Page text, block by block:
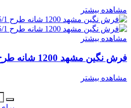
مشاهده بیشتر
مشاهده بیشتر
فرش نگین مشهد 1200 شانه طرح 1245/1 بژ کرم
مشاهده بیشتر